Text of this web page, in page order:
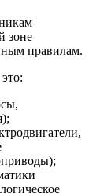
зоне
правилам.